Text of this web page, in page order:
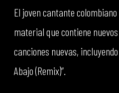
El joven cantante
material que contiene
canciones nuevas,
Abajo (Remix)”.